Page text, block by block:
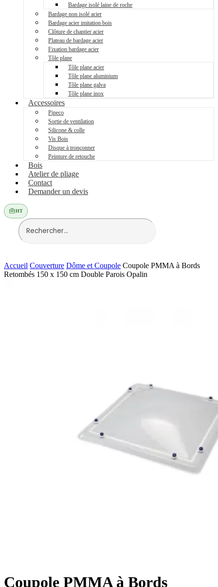
Bardage isolé laine de roche
Bardage non isolé acier
Bardage acier imitation bois
Clôture de chantier acier
Plateau de bardage acier
Fixation bardage acier
Tôle plane
Tôle plane acier
Tôle plane aluminium
Tôle plane galva
Tôle plane inox
Accessoires
Pipeco
Sortie de ventilation
Silicone & colle
Vis Bois
Disque à tronçonner
Peinture de retouche
Bois
Atelier de pliage
Contact
Demander un devis
HT
Accueil Couverture Dôme et Coupole Coupole PMMA à Bords
Retombés 150 x 150 cm Double Parois Opalin
Coupole PMMA à Bords